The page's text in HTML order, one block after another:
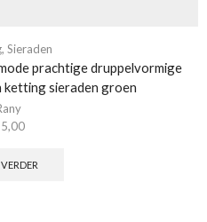
, Sieraden
prachtige druppelvormige
ketting sieraden groen
5,00
VERDER